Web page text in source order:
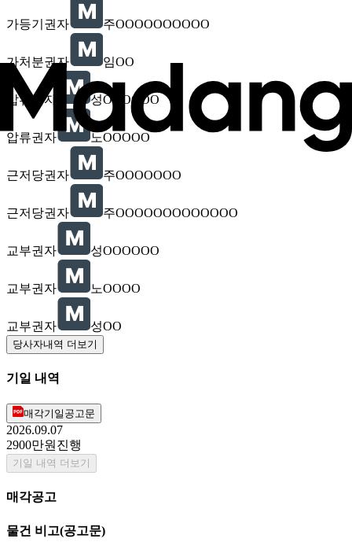
가등기권자 주OOOOOOOOOO
가처분권자 임OO
압류권자 성OOOOOO
압류권자 노OOOOO
근저당권자 주OOOOOOO
근저당권자 주OOOOOOOOOOOOO
교부권자 성OOOOOO
교부권자 노OOOO
교부권자 성OO
당사자내역 더보기
기일 내역
매각기일공고문
2026.09.07
2900만원 진행
기일 내역 더보기
매각공고
물건 비고(공고문)